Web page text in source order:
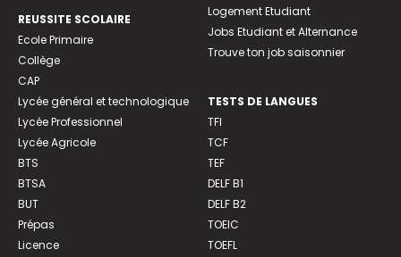
REUSSITE SCOLAIRE
Ecole Primaire
Collège
CAP
Lycée général et technologique
Lycée Professionnel
Lycée Agricole
BTS
BTSA
BUT
Prépas
Licence
Logement Etudiant
Jobs Etudiant et Alternance
Trouve ton job saisonnier
TESTS DE LANGUES
TFI
TCF
TEF
DELF B1
DELF B2
TOEIC
TOEFL